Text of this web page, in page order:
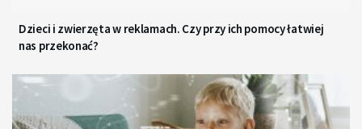
Dzieci i zwierzęta w reklamach. Czy przy ich pomocy łatwiej
nas przekonać?